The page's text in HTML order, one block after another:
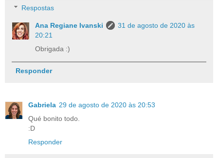
Respostas
Ana Regiane Ivanski
31 de agosto de 2020 às
20:21
Obrigada :)
Responder
Gabriela 29 de agosto de 2020 às 20:53
Qué bonito todo.
:D
Responder